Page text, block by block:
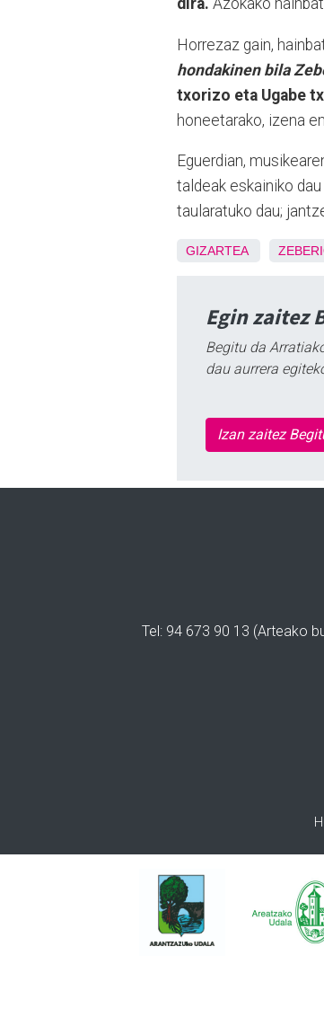
dira. Azokako
Horrezaz gain,
hondakinen bila
txorizo eta Ugabe
honeetarako, izena
Eguerdian,
taldeak eskainiko
taularatuko dau;
GIZARTEA
Egin zaitez
Begitu da
dau aurrera
Izan zaitez
Tel: 94 673 90 13 (Arteako